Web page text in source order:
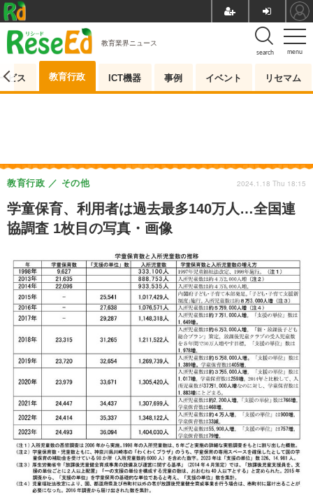
menu
search
教育業界ニュース
ビス 教育行政 ICT機器 事例 イベント リセマム
学童保育、利用者は過去最多140万人…全国連
協調査 1枚目の写真・画像
教育行政 その他 2024.1.18 Thu 18:15